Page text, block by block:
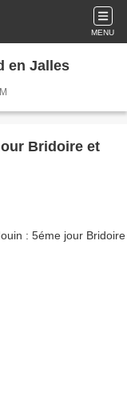
MENU
en Jalles
Bridoire et